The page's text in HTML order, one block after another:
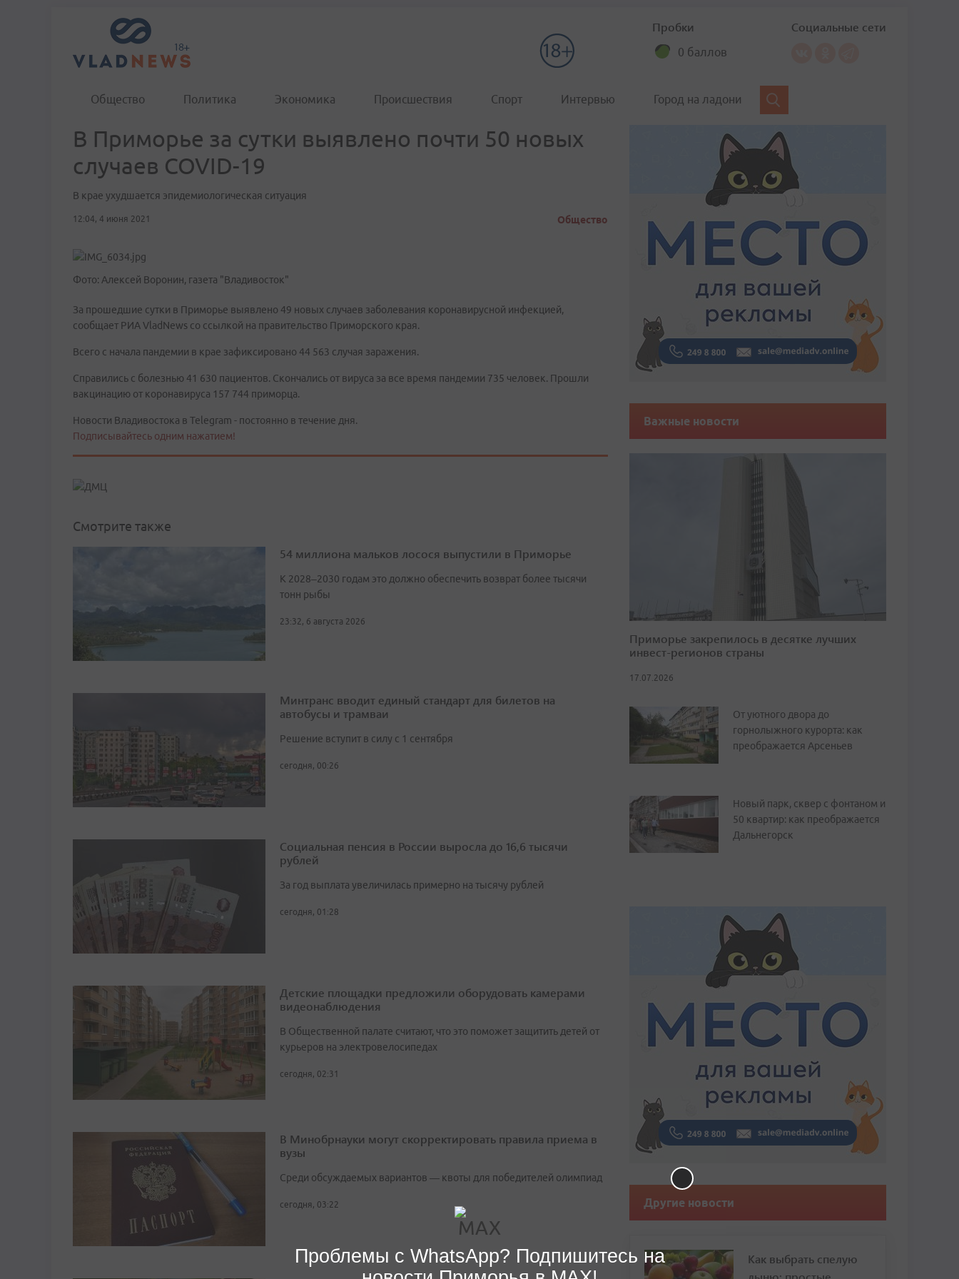
Пробки
0 баллов
Социальные сети
Общество Политика Экономика Происшествия Спорт Интервью Город на ладони
В Приморье за сутки выявлено почти 50 новых
случаев COVID-19
В крае ухудшается эпидемиологическая ситуация
12:04, 4 июня 2021 Общество
Фото: Алексей Воронин, газета "Владивосток"
За прошедшие сутки в Приморье выявлено 49 новых случаев заболевания коронавирусной инфекцией,
сообщает РИА VladNews со ссылкой на правительство Приморского края.
Всего с начала пандемии в крае зафиксировано 44 563 случая заражения.
Справились с болезнью 41 630 пациентов. Скончались от вируса за все время пандемии 735 человек. Прошли
вакцинацию от коронавируса 157 744 приморца.
Новости Владивостока в Telegram - постоянно в течение дня.
Подписывайтесь одним нажатием!
Смотрите также
54 миллиона мальков лосося выпустили в Приморье
К 2028–2030 годам это должно обеспечить возврат более тысячи
тонн рыбы
23:32, 6 августа 2026
Минтранс вводит единый стандарт для билетов на
автобусы и трамваи
Решение вступит в силу с 1 сентября
сегодня, 00:26
Социальная пенсия в России выросла до 16,6 тысячи
рублей
За год выплата увеличилась примерно на тысячу рублей
сегодня, 01:28
Детские площадки предложили оборудовать камерами
видеонаблюдения
В Общественной палате считают, что это поможет защитить детей от
курьеров на электровелосипедах
сегодня, 02:31
В Минобрнауки могут скорректировать правила приема в
вузы
Среди обсуждаемых вариантов — квоты для победителей олимпиад
сегодня, 03:22
Важные новости
Приморье закрепилось в десятке лучших
инвест-регионов страны
17.07.2026
От уютного двора до
горнолыжного курорта: как
преображается Арсеньев
Новый парк, сквер с фонтаном и
50 квартир: как преображается
Дальнегорск
Другие новости
Как выбрать спелую
Проблемы с WhatsApp? Подпишитесь на